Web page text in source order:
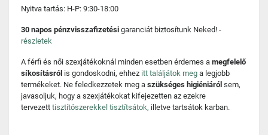
Nyitva tartás: H-P: 9:30-18:00
30 napos pénzvisszafizetési garanciát biztosítunk Neked! -
részletek
A férfi és női szexjátékoknál minden esetben érdemes a megfelelő
síkosításról is gondoskodni, ehhez itt találjátok meg a legjobb
termékeket. Ne feledkezzetek meg a szükséges higiéniáról sem,
javasoljuk, hogy a szexjátékokat kifejezetten az ezekre
tervezett tisztítószerekkel tisztítsátok, illetve tartsátok karban.